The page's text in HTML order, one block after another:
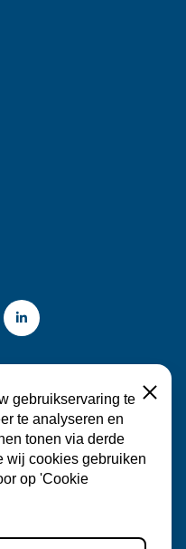
gebruikservaring te
te analyseren en
tonen via derde
wij cookies gebruiken
op 'Cookie
Sluiten